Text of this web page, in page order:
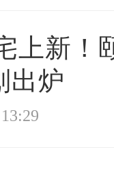
上新！
出炉
13:29